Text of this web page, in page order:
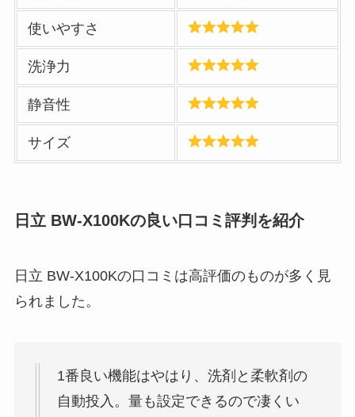
使いやすさ
洗浄力
静音性
サイズ
日立 BW-X100Kの良い口コミ評判を紹介
日立 BW-X100Kの口コミは高評価のものが多く見
られました。
1番良い機能はやはり、洗剤と柔軟剤の
自動投入。量も設定できるので凄くい